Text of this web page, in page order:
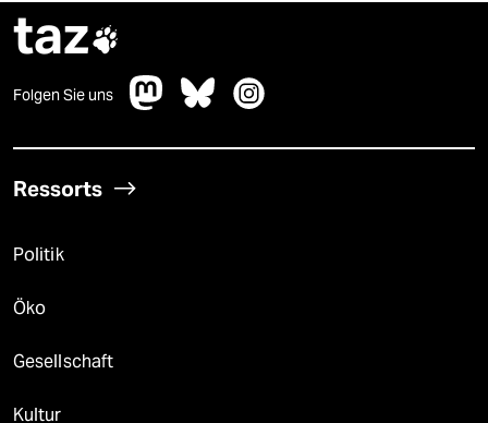
taz
Folgen Sie uns
Ressorts
Politik
Öko
Gesellschaft
Kultur